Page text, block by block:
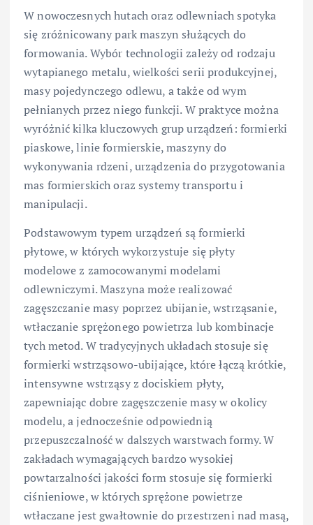
W nowoczesnych hutach oraz odlewniach spotyka
się zróżnicowany park maszyn służących do
formowania. Wybór technologii zależy od rodzaju
wytapianego metalu, wielkości serii produkcyjnej,
masy pojedynczego odlewu, a także od wym
pełnianych przez niego funkcji. W praktyce można
wyróżnić kilka kluczowych grup urządzeń: formierki
piaskowe, linie formierskie, maszyny do
wykonywania rdzeni, urządzenia do przygotowania
mas formierskich oraz systemy transportu i
manipulacji.
Podstawowym typem urządzeń są formierki
płytowe, w których wykorzystuje się płyty
modelowe z zamocowanymi modelami
odlewniczymi. Maszyna może realizować
zagęszczanie masy poprzez ubijanie, wstrząsanie,
wtłaczanie sprężonego powietrza lub kombinacje
tych metod. W tradycyjnych układach stosuje się
formierki wstrząsowo-ubijające, które łączą krótkie,
intensywne wstrząsy z dociskiem płyty,
zapewniając dobre zagęszczenie masy w okolicy
modelu, a jednocześnie odpowiednią
przepuszczalność w dalszych warstwach formy. W
zakładach wymagających bardzo wysokiej
powtarzalności jakości form stosuje się formierki
ciśnieniowe, w których sprężone powietrze
wtłaczane jest gwałtownie do przestrzeni nad masą,